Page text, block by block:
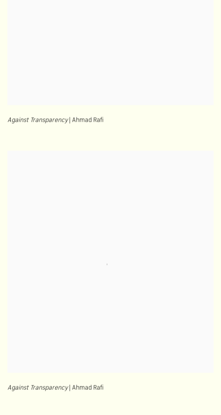
Against Transparency| Ahmad Rafi
Against Transparency| Ahmad Rafi